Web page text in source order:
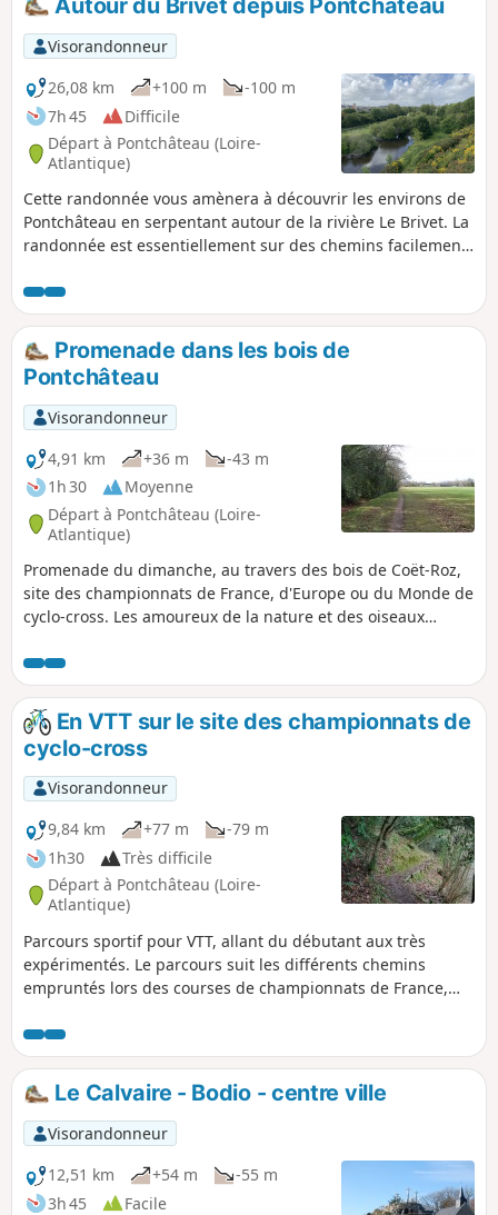
Visorandonneur
26,08 km
+100 m
-100 m
7h 45
Difficile
Départ à Pontchâteau (Loire-
Atlantique)
Cette randonnée vous amènera à découvrir les environs de
Pontchâteau en serpentant autour de la rivière Le Brivet. La
randonnée est essentiellement sur des chemins facilement
très peu de trafic. Vous y croiserez de nombreux animaux et
une grande variété de végétation. Attention, après de fortes
pluies, les rives du Brivet peuvent être inondées.
Promenade dans les bois de
Pontchâteau
Visorandonneur
4,91 km
+36 m
-43 m
1h 30
Moyenne
Départ à Pontchâteau (Loire-
Atlantique)
Promenade du dimanche, au travers des bois de Coët-Roz,
site des championnats de France, d'Europe ou du Monde de
cyclo-cross. Les amoureux de la nature et des oiseaux
apprécier la difficulté du terrain. Une autre balade spéciale
VTT est écrite.
En VTT sur le site des championnats de
cyclo-cross
Visorandonneur
9,84 km
+77 m
-79 m
1h30
Très difficile
Départ à Pontchâteau (Loire-
Atlantique)
Parcours sportif pour VTT, allant du débutant aux très
expérimentés. Le parcours suit les différents chemins
empruntés lors des courses de championnats de France,
plus difficiles (sur la rive opposée). Parcours sous-bois,
chemins, pierres, boues, de l'obstacle amusant aux fortes
difficultés. Bien entendu, ce parcours peut se faire à pied.
Le Calvaire - Bodio - centre ville
Visorandonneur
12,51 km
+54 m
-55 m
3h 45
Facile